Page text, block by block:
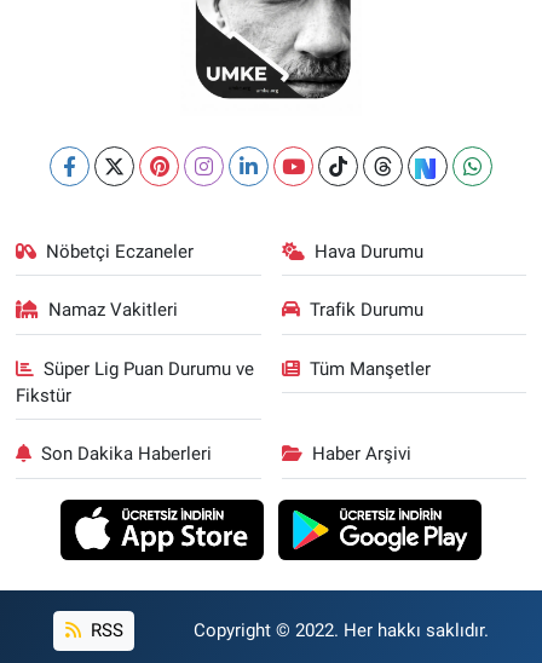
Nöbetçi Eczaneler Hava Durumu
Namaz Vakitleri Trafik Durumu
Süper Lig Puan Durumu ve
Fikstür
Tüm Manşetler
Son Dakika Haberleri Haber Arşivi
RSS Copyright © 2022. Her hakkı saklıdır.